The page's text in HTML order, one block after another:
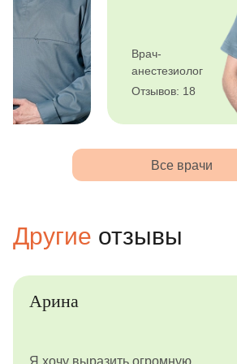
Врач-
анестезиолог
Отзывов: 18
Все врачи
Другие отзывы
Арина
Я хочу выразить огромную